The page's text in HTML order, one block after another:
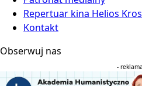
Repertuar kina Helios
Kontakt
Obserwuj nas
-